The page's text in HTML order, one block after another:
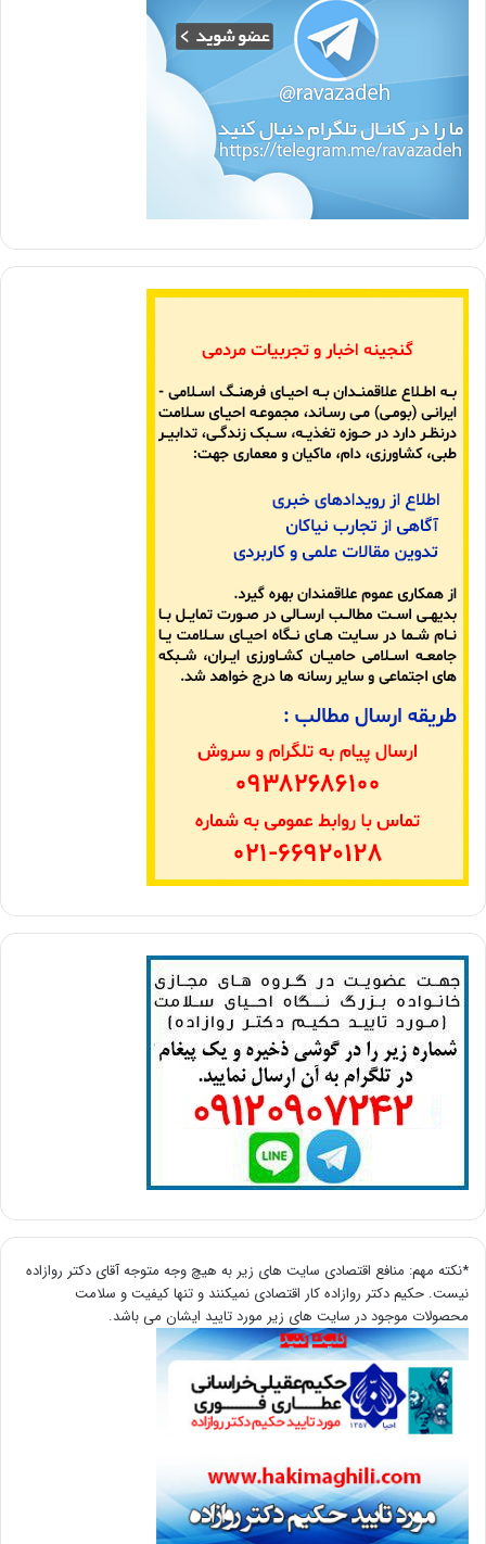
*نکته مهم: منافع اقتصادی سایت های زیر به هیچ وجه متوجه آقای دکتر روازاده
نیست. حکیم دکتر روازاده کار اقتصادی نمیکنند و تنها کیفیت و سلامت
محصولات موجود در سایت های زیر مورد تایید ایشان می باشد.